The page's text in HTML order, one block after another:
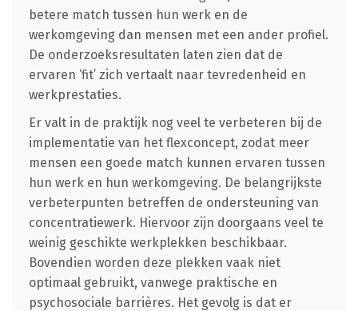
betere match tussen hun werk en de
werkomgeving dan mensen met een ander profiel.
De onderzoeksresultaten laten zien dat de
ervaren ‘fit’ zich vertaalt naar tevredenheid en
werkprestaties.
Er valt in de praktijk nog veel te verbeteren bij de
implementatie van het flexconcept, zodat meer
mensen een goede match kunnen ervaren tussen
hun werk en hun werkomgeving. De belangrijkste
verbeterpunten betreffen de ondersteuning van
concentratiewerk. Hiervoor zijn doorgaans veel te
weinig geschikte werkplekken beschikbaar.
Bovendien worden deze plekken vaak niet
optimaal gebruikt, vanwege praktische en
psychosociale barrières. Het gevolg is dat er